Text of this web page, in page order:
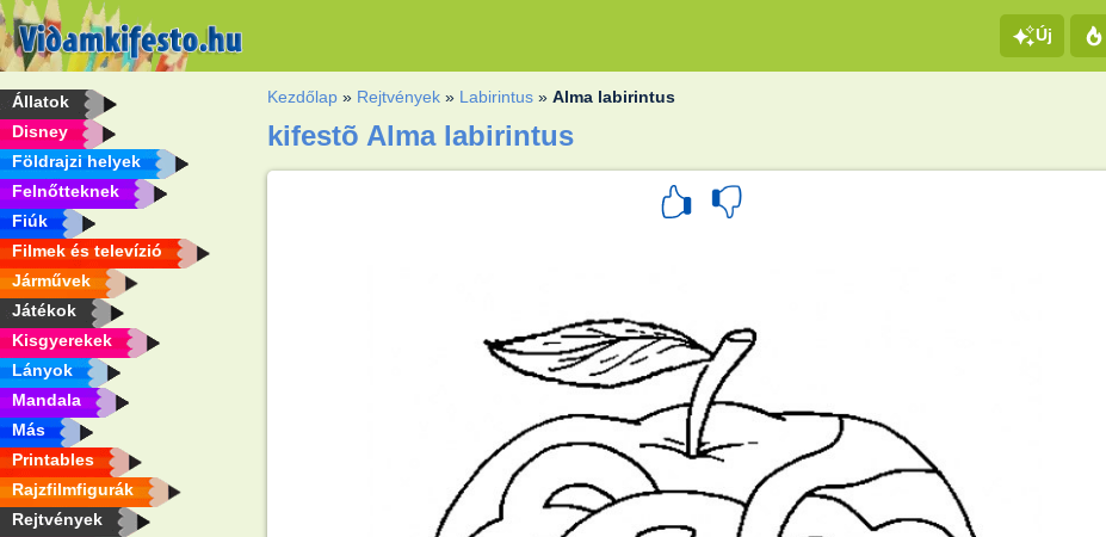
Új
Állatok
Disney
Földrajzi helyek
Felnőtteknek
Fiúk
Filmek és televízió
Járművek
Játékok
Kisgyerekek
Lányok
Mandala
Más
Printables
Rajzfilmfigurák
Rejtvények
Kezdőlap » Rejtvények » Labirintus »Alma labirintus
kifestõ Alma labirintus